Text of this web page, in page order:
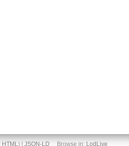
HTML) | JSON-LD Browse in: LodLive